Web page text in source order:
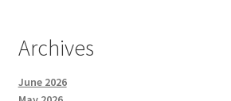
Archives
June 2026